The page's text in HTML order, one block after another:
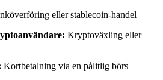
kopieringshandelsprovisioner
eller stablecoin-handel
Kryptoväxling eller
Kortbetalning via en pålitlig börs